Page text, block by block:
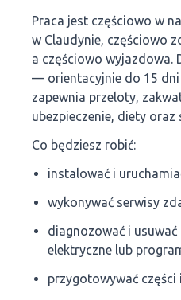
Praca jest częściowo w
w Claudynie, częściowo
a częściowo wyjazdowa.
— orientacyjnie do 15 dni
zapewnia przeloty,
ubezpieczenie, diety
Co będziesz robić:
instalować i
wykonywać serwisy
diagnozować i
elektryczne lub
przygotowywać